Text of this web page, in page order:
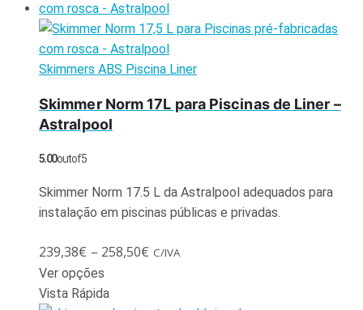
Skimmers ABS Piscina Liner
Skimmer Norm 17L para Piscinas de Liner –
Astralpool
5.00out of 5
Skimmer Norm 17.5 L da Astralpool adequados para
instalação em piscinas públicas e privadas.
239,38€ – 258,50€ C/IVA
Ver opções
Vista Rápida